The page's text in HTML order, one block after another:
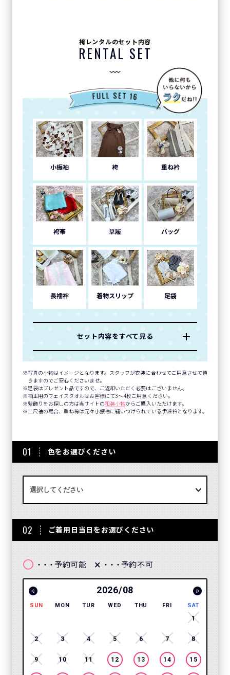
袴レンタルのセット内容
RENTAL SET
小振袖 袴 重ね衿
袴帯 草履 バッグ
長襦袢 着物スリップ 足袋
セット内容をすべて見る
写真の小物はイメージとなります。スタッフが衣装に合わせてご用意させて頂
きますのでご安心くださいませ。
足袋はプレゼント品ですので、ご返却いただく必要はございません。
補正用のフェイスタオルはお客様にて3～4枚ご用意ください。
髪飾りをお探しの方は当サイトの和装小物からご購入いただけます。
二尺袖の場合、重ね袴は元々小振袖に縫いつけられている伊達衿となります。
01 色をお選びください
02 ご着用日当日をお選びください
〇 ・・・ 予約可能 × ・・・ 予約不可
2026/08
SUN MON TUR WED THU FRI SAT
1
2 3 4 5 6 7 8
9 10 11 12 13 14 15
SUN
13